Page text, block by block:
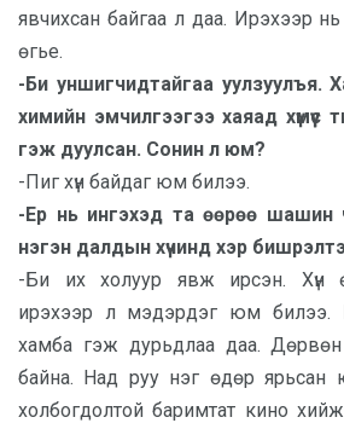
явчихсан байгаа л даа. Ирэхээр
өгье.
-Би уншигчидтайгаа уулзуулъя.
химийн эмчилгээгээ хаяад
гэж дуулсан. Сонин л юм?
-Пиг хүн байдаг юм билээ.
-Ер нь ингэхэд та өөрөө
нэгэн далдын хүчинд хэр
-Би их холуур явж ирсэн. Хүн
ирэхээр л мэдэрдэг юм билээ.
хамба гэж дурьдлаа даа.
байна. Над руу нэг өдөр
холбогдолтой баримтат кино